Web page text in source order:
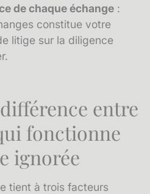
de chaque échange :
constitue votre
litige sur la diligence
entre
fonctionne
ignorée
tient à trois facteurs